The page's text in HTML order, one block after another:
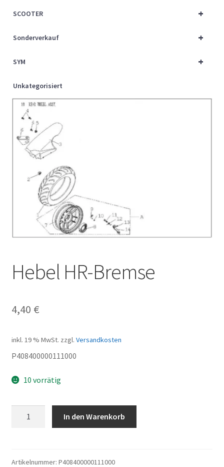
+
SCOOTER
+
Sonderverkauf
+
SYM
Unkategorisiert
Hebel HR-Bremse
4,40 €
inkl. 19 % MwSt. zzgl. Versandkosten
P408400000111000
10 vorrätig
In den Warenkorb
Artikelnummer: P408400000111000